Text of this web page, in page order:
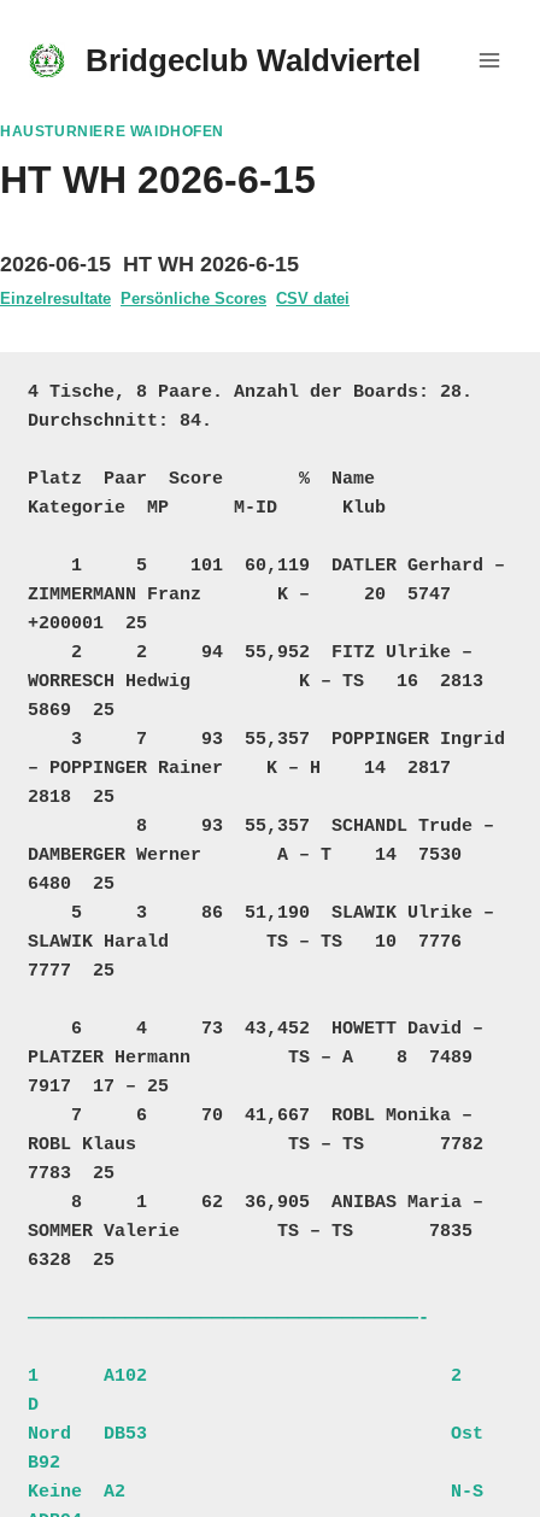
content
Bridgeclub Waldviertel
HAUSTURNIERE WAIDHOFEN
HT WH 2026-6-15
2026-06-15 HT WH 2026-6-15
Einzelresultate Persönliche Scores CSV datei
4 Tische, 8 Paare. Anzahl der Boards: 28.
Durchschnitt: 84.
Platz  Paar  Score       %  Name
Kategorie  MP      M-ID      Klub
ZIMMERMANN Franz       K –     20  5747
+200001  25
WORRESCH Hedwig          K – TS   16  2813
5869  25
– POPPINGER Rainer    K – H    14  2817
2818  25
DAMBERGER Werner       A – T    14  7530
6480  25
SLAWIK Harald         TS – TS   10  7776
7777  25
PLATZER Hermann         TS – A    8  7489
7917  17 – 25
ROBL Klaus              TS – TS       7782
7783  25
SOMMER Valerie         TS – TS       7835